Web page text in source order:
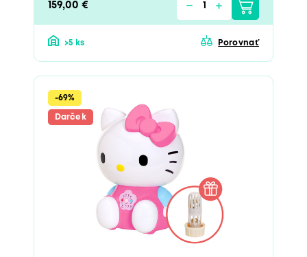
159,00 €
>5 ks Porovnať
Darček
-69%